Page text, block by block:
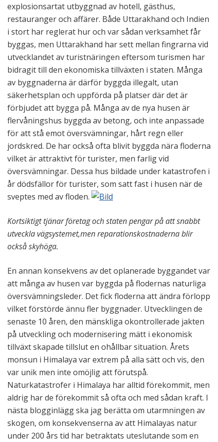
explosionsartat utbyggnad av hotell, gästhus,
restauranger och affärer. Både Uttarakhand och Indien
i stort har reglerat hur och var sådan verksamhet får
byggas, men Uttarakhand har sett mellan fingrarna vid
utvecklandet av turistnäringen eftersom turismen har
bidragit till den ekonomiska tillväxten i staten. Många
av byggnaderna är därför byggda illegalt, utan
säkerhetsplan och uppförda på platser där det är
förbjudet att bygga på. Många av de nya husen är
flervåningshus byggda av betong, och inte anpassade
för att stå emot översvämningar, hårt regn eller
jordskred. De har också ofta blivit byggda nära floderna
vilket är attraktivt för turister, men farlig vid
översvämningar. Dessa hus bildade under katastrofen i
år dödsfällor för turister, som satt fast i husen när de
sveptes med av floden.
Kortsiktigt tjänar företag och staten pengar på att snabbt
utveckla vägsystemet,men reparationskostnaderna blir
också skyhöga.
En annan konsekvens av det oplanerade byggandet var
att många av husen var byggda på flodernas naturliga
översvämningsleder. Det fick floderna att ändra förlopp
vilket förstörde ännu fler byggnader. Utvecklingen de
senaste 10 åren, den mänskliga okontrollerade jakten
på utveckling och modernisering mätt i ekonomisk
tillväxt skapade tillslut en ohållbar situation. Årets
monsun i Himalaya var extrem på alla sätt och vis, den
var unik men inte omöjlig att förutspå.
Naturkatastrofer i Himalaya har alltid förekommit, men
aldrig har de förekommit så ofta och med sådan kraft. I
nästa blogginlägg ska jag berätta om utarmningen av
skogen, om konsekvenserna av att Himalayas natur
under 200 års tid har betraktats uteslutande som en